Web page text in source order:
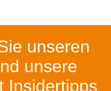
unseren
unsere
Insidertipps